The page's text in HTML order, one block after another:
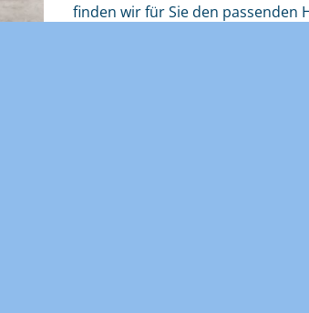
finden wir für Sie den passenden